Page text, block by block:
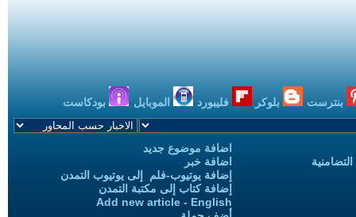
بنترست بلوكر فليبورد الموبايل بودكاست
اضافة موضوع جديد
اضافة خبر
إضافة يوتيوب-فلم إلى يوتيوب التمدن
إضافة كتاب إلى مكتبة التمدن
Add new article - English